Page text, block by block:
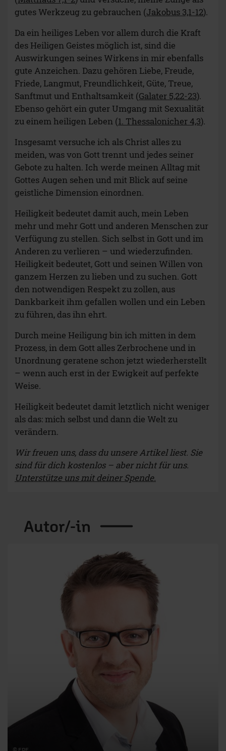
gutes Werkzeug zu gebrauchen (Jakobus 3,1-12).
Da ein heiliges Leben vor allem durch die Kraft
des Heiligen Geistes möglich ist, sind die
Auswirkungen seines Wirkens in mir ebenfalls
gute Anzeichen. Dazu gehören Liebe, Freude,
Friede, Langmut, Freundlichkeit, Güte, Treue,
Sanftmut und Enthaltsamkeit (Galater 5,22-23).
Ebenso gehört ein guter Umgang mit Sexualität
zu einem heiligen Leben (1. Thessalonicher 4,3).
Insgesamt versuche ich als Christ alles zu
meiden, was von Gott trennt und jedes seiner
Gebote zu halten. Ich werde meinen Alltag mit
Gottes Augen sehen und mit Blick auf seine
geistliche Dimension einordnen.
Heiligkeit bedeutet damit auch, mein Leben
mehr und mehr Gott und anderen Menschen zur
Verfügung zu stellen. Sich selbst in Gott und im
Anderen zu verlieren – und wiederzufinden.
Heiligkeit bedeutet, Gott und seinen Willen von
ganzem Herzen zu lieben und zu suchen. Gott
den notwendigen Respekt zu zollen, aus
Dankbarkeit ihm gefallen wollen und ein Leben
zu führen, das ihn ehrt.
Durch meine Heiligung bin ich mitten in dem
Prozess, in dem Gott alles Zerbrochene und in
Unordnung geratene schon jetzt wiederherstellt
– wenn auch erst in der Ewigkeit auf perfekte
Weise.
Heiligkeit bedeutet damit letztlich nicht weniger
als das: mich selbst und dann die Welt zu
verändern.
Wir freuen uns, dass du unsere Artikel liest. Sie
sind für dich kostenlos – aber nicht für uns.
Unterstütze uns mit deiner Spende.
Autor/-in